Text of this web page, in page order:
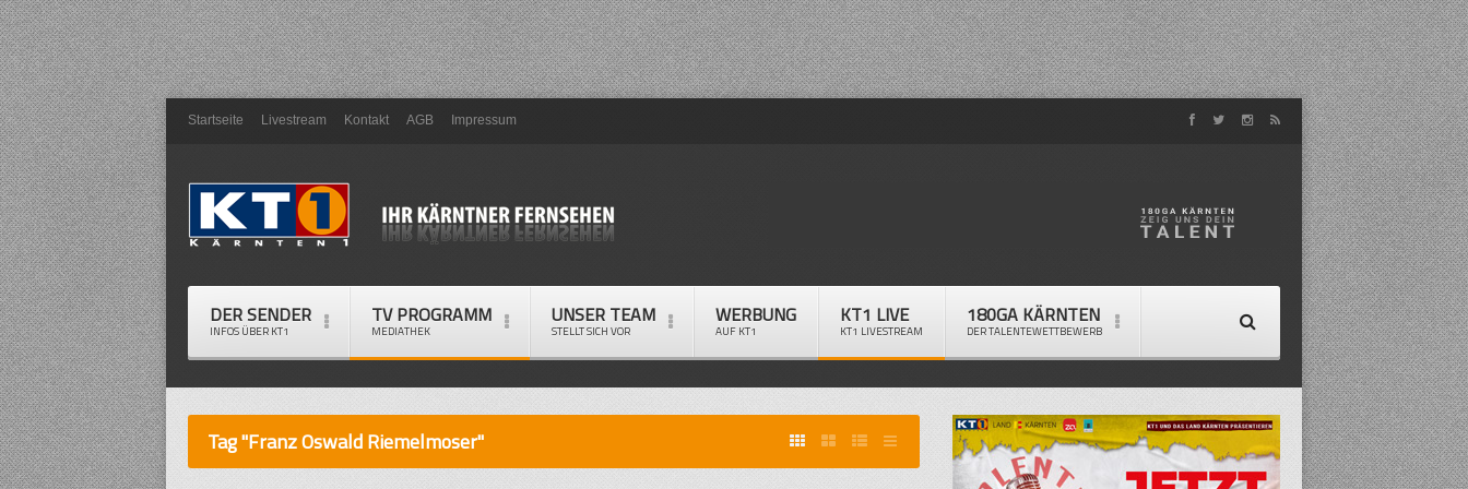
Startseite Livestream Kontakt AGB Impressum
DER SENDER
INFOS ÜBER KT1
TV PROGRAMM
MEDIATHEK
UNSER TEAM
STELLT SICH VOR
WERBUNG
AUF KT1
KT1 LIVE
KT1 LIVESTREAM
180GA KÄRNTEN
DER TALENTEWETTBEWERB
Tag "Franz Oswald Riemelmoser"